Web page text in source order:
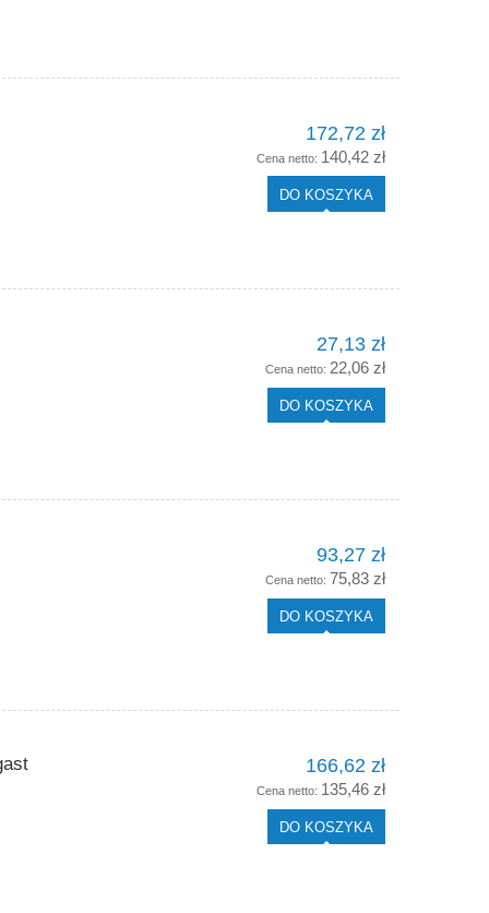
172,72 zł
Cena netto: 140,42 zł
DO KOSZYKA
27,13 zł
Cena netto: 22,06 zł
DO KOSZYKA
93,27 zł
Cena netto: 75,83 zł
DO KOSZYKA
166,62 zł
Cena netto: 135,46 zł
DO KOSZYKA